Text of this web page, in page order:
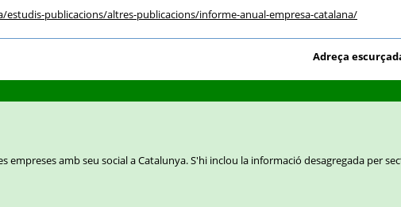
/estudis-publicacions/altres-publicacions/informe-anual-empresa-catalana/
Adreça
empreses amb seu social a Catalunya. S'hi inclou la informació desagregada per